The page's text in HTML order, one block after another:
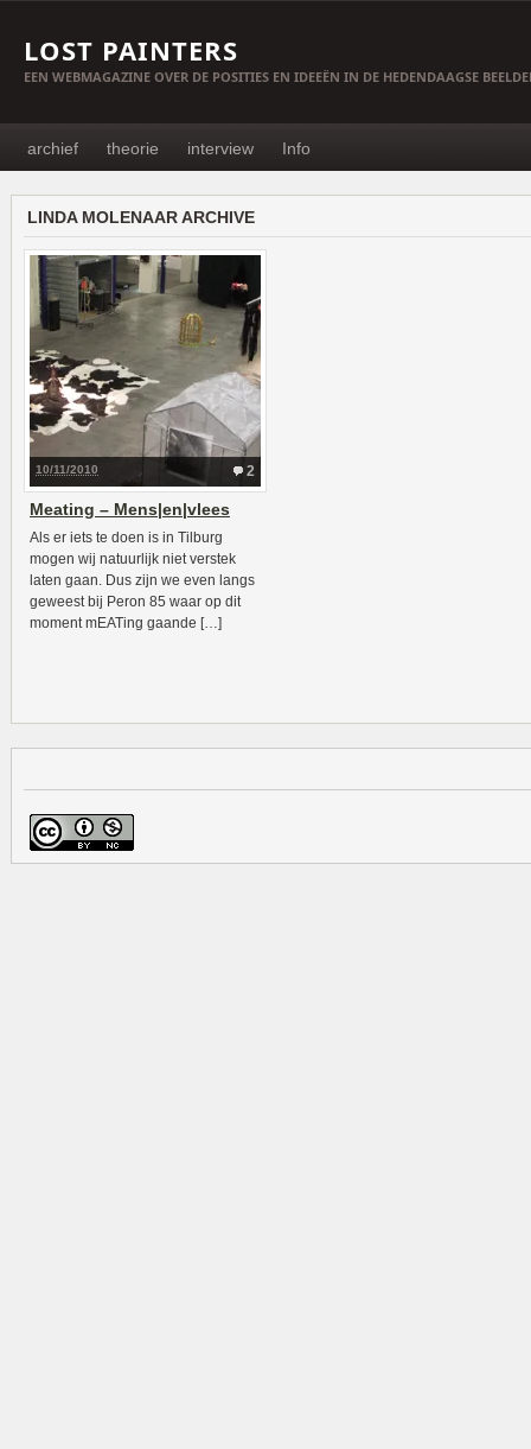
LOST PAINTERS
EEN WEBMAGAZINE OVER DE POSITIES EN IDEEËN IN DE HEDENDAAGSE
archief theorie interview Info
LINDA MOLENAAR ARCHIVE
2
10/11/2010
Meating – Mens|en|vlees
Als er iets te doen is in Tilburg
mogen wij natuurlijk niet verstek
laten gaan. Dus zijn we even langs
geweest bij Peron 85 waar op dit
moment mEATing gaande […]